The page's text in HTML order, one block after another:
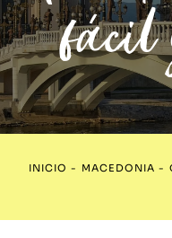
fácil
INICIO - MACEDONIA -